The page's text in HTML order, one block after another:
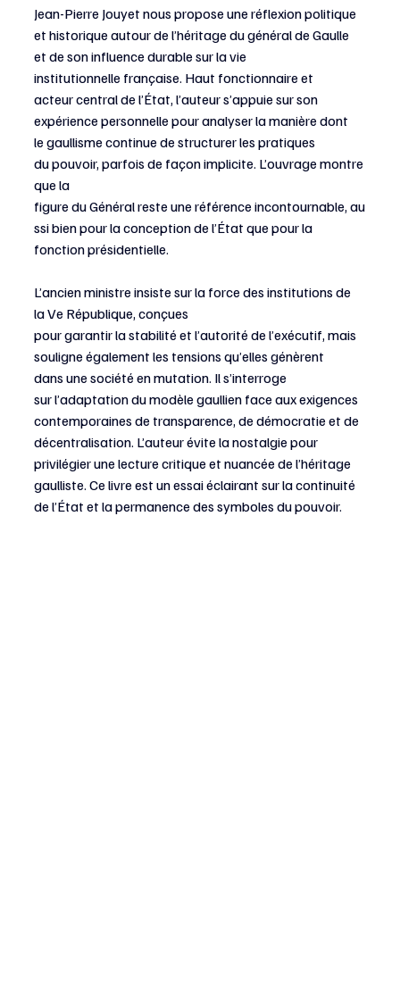
Jean-Pierre Jouyet nous propose une réflexion politique
et historique autour de l’héritage du général de Gaulle
et de son influence durable sur la vie
institutionnelle française. Haut fonctionnaire et
acteur central de l’État, l’auteur s’appuie sur son
expérience personnelle pour analyser la manière dont
le gaullisme continue de structurer les pratiques
du pouvoir, parfois de façon implicite. L’ouvrage montre
que la
figure du Général reste une référence incontournable, au
ssi bien pour la conception de l’État que pour la
fonction présidentielle.
L’ancien ministre insiste sur la force des institutions de
la Ve République, conçues
pour garantir la stabilité et l’autorité de l’exécutif, mais
souligne également les tensions qu’elles génèrent
dans une société en mutation. Il s’interroge
sur l’adaptation du modèle gaullien face aux exigences
contemporaines de transparence, de démocratie et de
décentralisation. L’auteur évite la nostalgie pour
privilégier une lecture critique et nuancée de l’héritage
gaulliste. Ce livre est un essai éclairant sur la continuité
de l’État et la permanence des symboles du pouvoir.